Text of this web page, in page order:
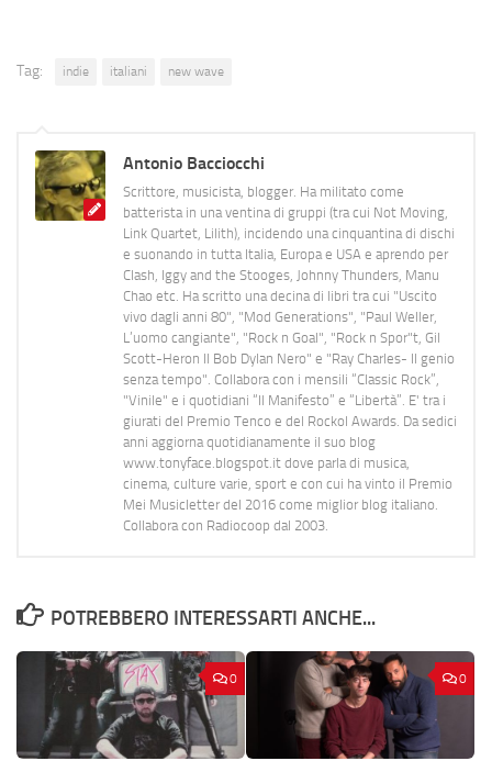
Tag: indie italiani new wave
Antonio Bacciocchi
Scrittore, musicista, blogger. Ha militato come
batterista in una ventina di gruppi (tra cui Not Moving,
Link Quartet, Lilith), incidendo una cinquantina di dischi
e suonando in tutta Italia, Europa e USA e aprendo per
Clash, Iggy and the Stooges, Johnny Thunders, Manu
Chao etc. Ha scritto una decina di libri tra cui "Uscito
vivo dagli anni 80", "Mod Generations", "Paul Weller,
L’uomo cangiante", "Rock n Goal", "Rock n Spor"t, Gil
Scott-Heron Il Bob Dylan Nero" e "Ray Charles- Il genio
senza tempo". Collabora con i mensili “Classic Rock”,
"Vinile" e i quotidiani “Il Manifesto” e “Libertà”. E' tra i
giurati del Premio Tenco e del Rockol Awards. Da sedici
anni aggiorna quotidianamente il suo blog
www.tonyface.blogspot.it dove parla di musica,
cinema, culture varie, sport e con cui ha vinto il Premio
Mei Musicletter del 2016 come miglior blog italiano.
Collabora con Radiocoop dal 2003.
POTREBBERO INTERESSARTI ANCHE...
0 0